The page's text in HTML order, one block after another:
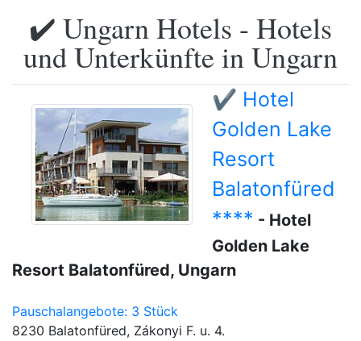
✔️ Ungarn Hotels - Hotels
und Unterkünfte in Ungarn
✔️ Hotel
Golden Lake
Resort
Balatonfüred
**** - Hotel
Golden Lake
Resort Balatonfüred, Ungarn
Pauschalangebote: 3 Stück
8230 Balatonfüred, Zákonyi F. u. 4.